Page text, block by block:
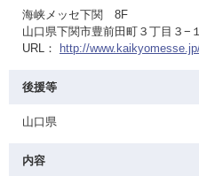
海峡メッセ下関 8F
山口県下関市豊前田町３丁目３−１
URL：
http://
後援等
山口県
内容